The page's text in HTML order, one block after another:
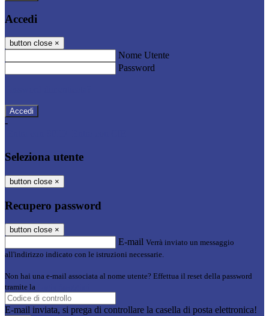
Accedi
button close ×
Nome Utente
Password
-
Seleziona utente
button close ×
Recupero password
button close ×
E-mail Verrà inviato un messaggio
all'indirizzo indicato con le istruzioni necessarie.
Non hai una e-mail associata al nome utente? Effettua il reset della password
tramite la
E-mail inviata, si prega di controllare la casella di posta elettronica!